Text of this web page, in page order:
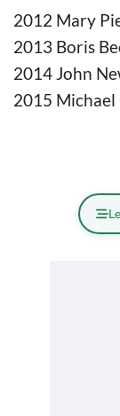
2012 Mary
2013 Boris
2014 John
2015